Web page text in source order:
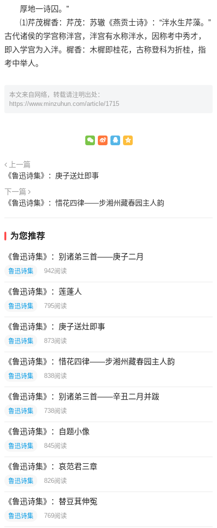
厚地一诗囚。”
⑴芹茂樨香：芹茂：苏辙《燕贡士诗》：“泮水生芹藻。”
古代诸侯的学宫称泮宫，泮宫有水称泮水，因称考中秀才，
即入学宫为入泮。樨香：木樨即桂花，古称登科为折桂，指
考中举人。
本文来自网络，转载请注明出处：
https://www.minzuhun.com/article/1715
上一篇
《鲁迅诗集》：庚子送灶即事
下一篇
《鲁迅诗集》：惜花四律——步湘州藏春园主人韵
为您推荐
《鲁迅诗集》：别诸弟三首——庚子二月
鲁迅诗集 942阅读
《鲁迅诗集》：莲蓬人
鲁迅诗集 795阅读
《鲁迅诗集》：庚子送灶即事
鲁迅诗集 873阅读
《鲁迅诗集》：惜花四律——步湘州藏春园主人韵
鲁迅诗集 838阅读
《鲁迅诗集》：别诸弟三首——辛丑二月并跋
鲁迅诗集 738阅读
《鲁迅诗集》：自题小像
鲁迅诗集 845阅读
《鲁迅诗集》：哀范君三章
鲁迅诗集 826阅读
《鲁迅诗集》：替豆萁伸冤
鲁迅诗集 769阅读